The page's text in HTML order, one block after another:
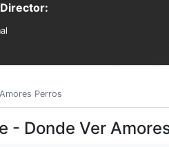
Director:
Amores Perros
- Donde Ver